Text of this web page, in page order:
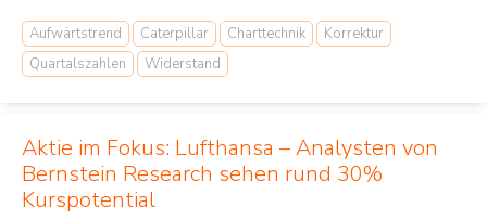
Aufwärtstrend Caterpillar Charttechnik
Korrektur
Quartalszahlen
Widerstand
Aktie im Fokus: Lufthansa – Analysten von
Bernstein Research sehen rund 30%
Kurspotential